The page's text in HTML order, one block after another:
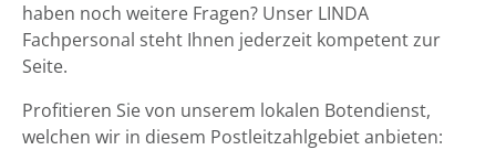
haben noch weitere Fragen? Unser LINDA
Fachpersonal steht Ihnen jederzeit kompetent zur
Seite.
Profitieren Sie von unserem lokalen Botendienst,
welchen wir in diesem Postleitzahlgebiet anbieten: